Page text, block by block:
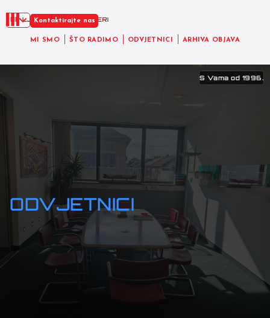
MI SMO ŠTO RADIMO ODVJETNICI ARHIVA OBJAVA
Kontaktirajte nas
S Vama od 1996.
ODVJETNICI